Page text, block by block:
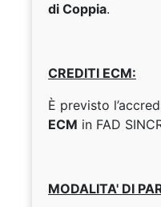
di Coppia.
CREDITI ECM:
È previsto
ECM in FAD
MODALITA' DI